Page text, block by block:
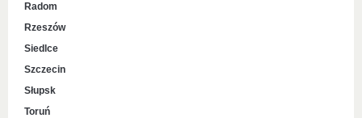
Radom
Rzeszów
Siedlce
Szczecin
Słupsk
Toruń